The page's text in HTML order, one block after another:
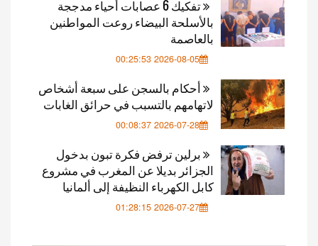
تفكيك 6 عصابات أحياء مدججة
بالأسلحة البيضاء روعت المواطنين
بالعاصمة
2026-08-05 00:25:53
أحكام بالسجن على سبعة أشخاص
لاتهامهم بالتسبب في حرائق الغابات
2026-07-28 00:08:37
برلين ترفض فكرة تبون بدخول
الجزائر بديلا عن المغرب في مشروع
كابل الكهرباء النظيفة إلى ألمانيا
2026-07-27 01:28:15